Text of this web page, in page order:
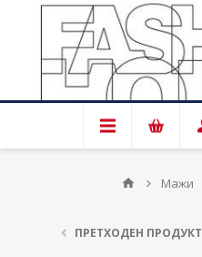
Мажи
ПРЕТХОДЕН ПРОДУКТ